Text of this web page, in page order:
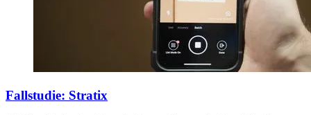
Fallstudie: Stratix